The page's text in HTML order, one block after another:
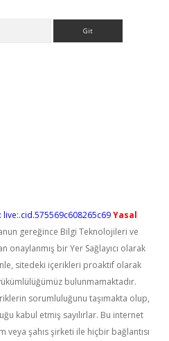
live:.cid.575569c608265c69Yasal
gereğince Bilgi Teknolojileri ve
onaylanmış bir Yer Sağlayıcı olarak
sitedeki içerikleri proaktif olarak
bulunmamaktadır.
sorumluluğunu taşımakta olup,
kabul etmiş sayılırlar. Bu internet
şahıs şirketi ile hiçbir bağlantısı